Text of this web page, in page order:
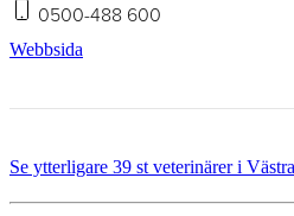
0500-488 600
Webbsida
Se ytterligare 39 st veterinärer i